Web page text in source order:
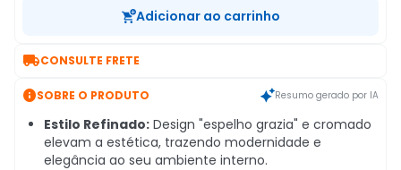
Adicionar ao carrinho
CONSULTE FRETE
SOBRE O PRODUTO Resumo gerado por IA
Estilo Refinado: Design "espelho grazia" e cromado
elevam a estética, trazendo modernidade e
elegância ao seu ambiente interno.